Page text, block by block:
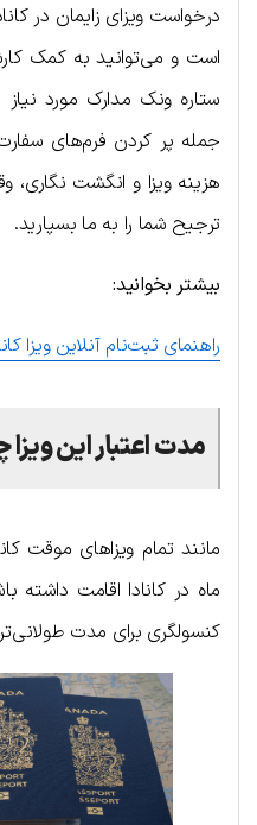
درخواست ویزای زایمان در
است و می‌توانید به کمک
ستاره ونک مدارک مورد نیاز
جمله پر کردن فرم‌های
هزینه ویزا و انگشت
ترجیح شما را به ما بسپارید.
بیشتر بخوانید:
راهنمای ثبت‌نام آنلاین ویزا
مدت اعتبار این
مانند تمام ویزاهای موقت
ماه در کانادا اقامت داشته
کنسولگری برای مدت